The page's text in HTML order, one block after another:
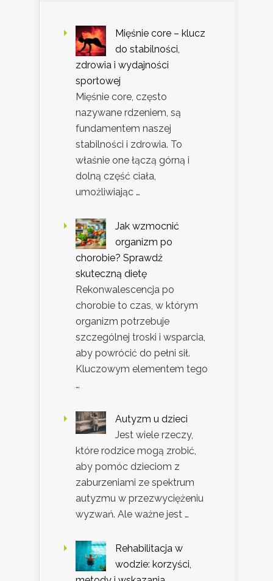
Mięśnie core – klucz
do stabilności,
zdrowia i wydajności
sportowej
Mięśnie core, często
nazywane rdzeniem, są
fundamentem naszej
stabilności i zdrowia. To
właśnie one łączą górną i
dolną część ciała,
umożliwiając …
Jak wzmocnić
organizm po
chorobie? Sprawdź
skuteczną dietę
Rekonwalescencja po
chorobie to czas, w którym
organizm potrzebuje
szczególnej troski i wsparcia,
aby powrócić do pełni sił.
Kluczowym elementem tego
…
Autyzm u dzieci
Jest wiele rzeczy,
które rodzice mogą zrobić,
aby pomóc dzieciom z
zaburzeniami ze spektrum
autyzmu w przezwyciężeniu
wyzwań. Ale ważne jest …
Rehabilitacja w
wodzie: korzyści,